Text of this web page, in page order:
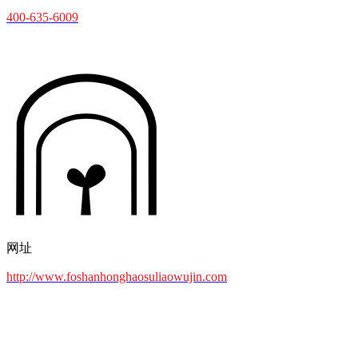
400-635-6009
网址
http://www.foshanhonghaosuliaowujin.com